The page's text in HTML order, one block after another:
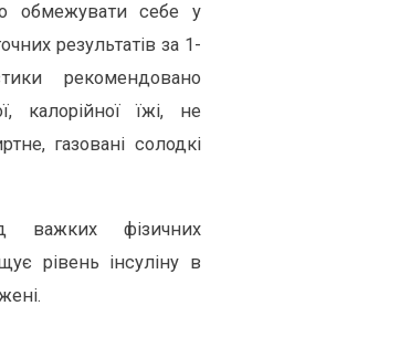
обмежувати себе у
результатів за 1-
рекомендовано
калорійної їжі, не
газовані солодкі
важких фізичних
рівень інсуліну в